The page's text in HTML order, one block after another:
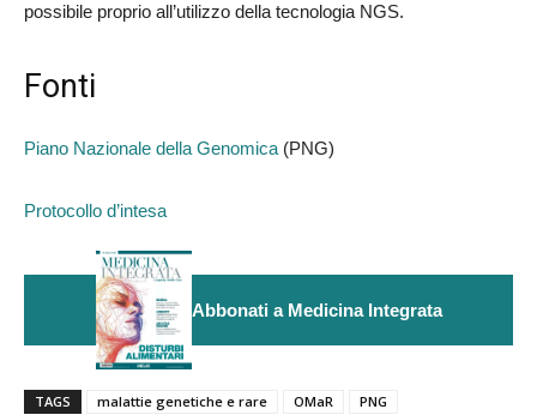
possibile proprio all’utilizzo della tecnologia NGS.
Fonti
Piano Nazionale della Genomica (PNG)
Protocollo d’intesa
Abbonati a Medicina Integrata
TAGS malattie genetiche e rare OMaR
PNG